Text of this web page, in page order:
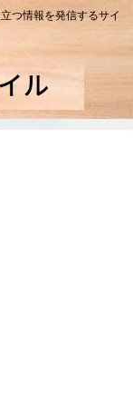
つ情報を発信するサイ